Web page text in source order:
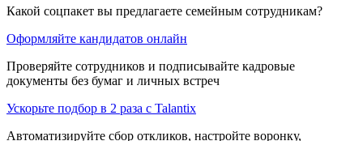
Какой соцпакет вы предлагаете семейным сотрудникам?
Оформляйте кандидатов онлайн
Проверяйте сотрудников и подписывайте кадровые
документы без бумаг и личных встреч
Ускорьте подбор в 2 раза с Talantix
Автоматизируйте сбор откликов, настройте воронку,